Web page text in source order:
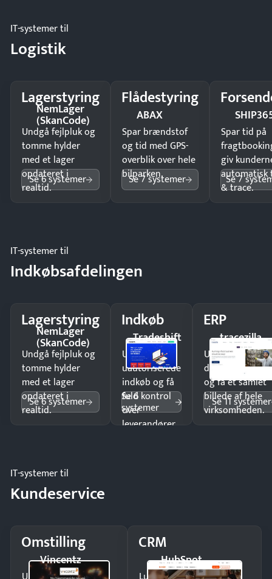
IT-systemer til
Logistik
Lagerstyring
NemLager
(SkanCode)
Undgå fejlpluk og
tomme hylder
med et lager
opdateret i
realtid.
Se 6 systemer
Flådestyring
ABAX
Spar brændstof
og tid med GPS-
overblik over hele
bilparken.
Se 7 systemer
Spar tid på
giv
automatisk
& trace.
Se 7
IT-systemer til
Indkøbsafdelingen
Lagerstyring
NemLager
(SkanCode)
Undgå fejlpluk og
tomme hylder
med et lager
opdateret i
realtid.
Se 6 systemer
Indkøb
Tradeshift
Undgå
uautoriserede
indkøb og få
fuld kontrol
over
leverandører
Se 6
systemer
ERP
tracezilla
Undgå
og få ét samlet
billede af hele
virksomheden.
Se 11 systemer
IT-systemer til
Kundeservice
Omstilling
Vincentz
CRM
HubSpot